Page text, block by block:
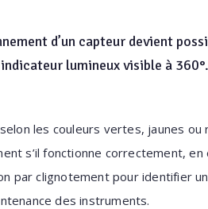
d’un capteur devient
lumineux visible à 360°.
les couleurs vertes, jaunes
s’il fonctionne correctement,
par clignotement pour identifier
des instruments.